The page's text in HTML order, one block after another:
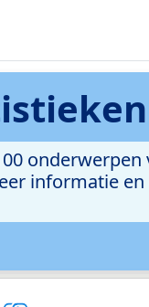
informatie